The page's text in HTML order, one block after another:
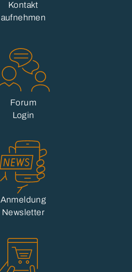
Kontakt
aufnehmen
Forum
Login
Anmeldung
Newsletter